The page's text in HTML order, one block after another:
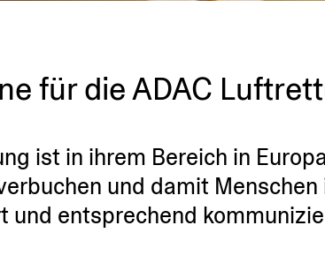
für die ADAC
ist in ihrem Bereich in
und damit
und entspre­chend